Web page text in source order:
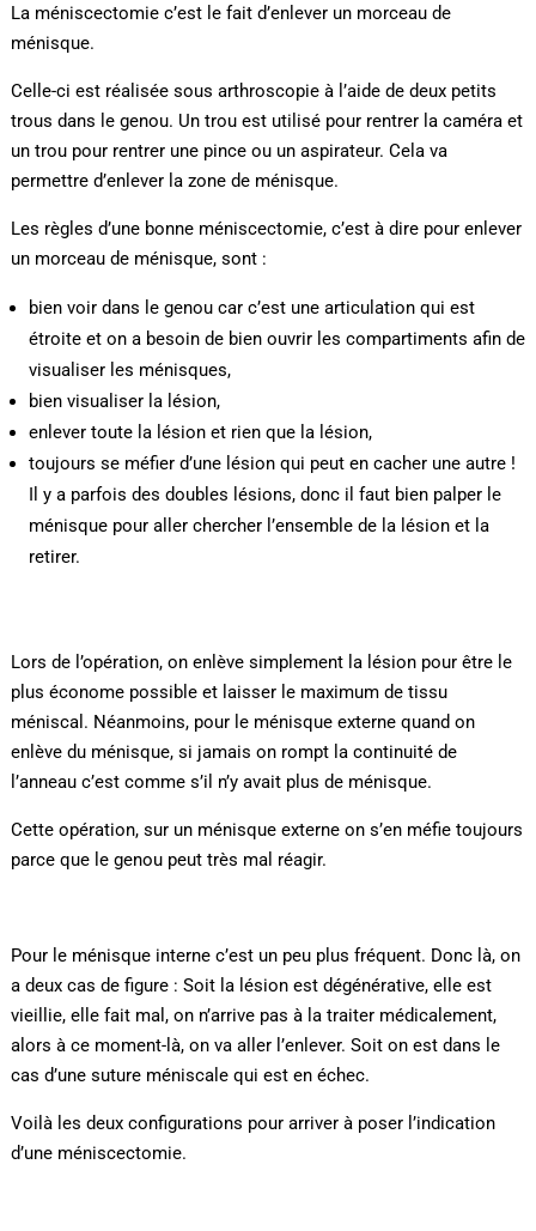
La méniscectomie c’est le fait d’enlever un morceau de
ménisque.
Celle-ci est réalisée sous arthroscopie à l’aide de deux petits
trous dans le genou. Un trou est utilisé pour rentrer la caméra et
un trou pour rentrer une pince ou un aspirateur. Cela va
permettre d’enlever la zone de ménisque.
Les règles d’une bonne méniscectomie, c’est à dire pour enlever
un morceau de ménisque, sont :
bien voir dans le genou car c’est une articulation qui est
étroite et on a besoin de bien ouvrir les compartiments afin de
visualiser les ménisques,
bien visualiser la lésion,
enlever toute la lésion et rien que la lésion,
toujours se méfier d’une lésion qui peut en cacher une autre !
Il y a parfois des doubles lésions, donc il faut bien palper le
ménisque pour aller chercher l’ensemble de la lésion et la
retirer.
Lors de l’opération, on enlève simplement la lésion pour être le
plus économe possible et laisser le maximum de tissu
méniscal. Néanmoins, pour le ménisque externe quand on
enlève du ménisque, si jamais on rompt la continuité de
l’anneau c’est comme s’il n’y avait plus de ménisque.
Cette opération, sur un ménisque externe on s’en méfie toujours
parce que le genou peut très mal réagir.
Pour le ménisque interne c’est un peu plus fréquent. Donc là, on
a deux cas de figure : Soit la lésion est dégénérative, elle est
vieillie, elle fait mal, on n’arrive pas à la traiter médicalement,
alors à ce moment-là, on va aller l’enlever. Soit on est dans le
cas d’une suture méniscale qui est en échec.
Voilà les deux configurations pour arriver à poser l’indication
d’une méniscectomie.